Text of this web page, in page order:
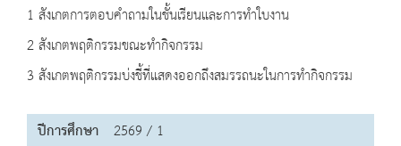
1 สังเกตการตอบคำถามในชั้นเรียนและการทำใบงาน
2 สังเกตพฤติกรรมขณะทำกิจกรรม
3 สังเกตพฤติกรรมบ่งชี้ที่แสดงออกถึงสมรรถนะในการทำกิจกรรม
ปีการศึกษา 2569 / 1